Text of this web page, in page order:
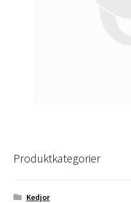
Produktkategorier
Kedjor